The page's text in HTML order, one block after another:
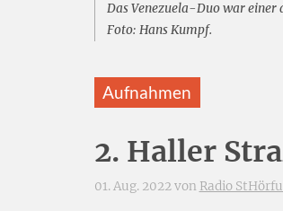
Das Venezuela-Duo war
Foto: Hans Kumpf.
Aufnahmen
2. Haller
01. Aug. 2022 von Radio